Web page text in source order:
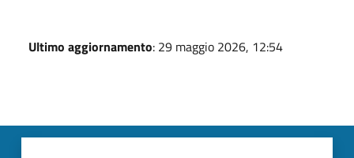
Ultimo aggiornamento: 29 maggio 2026, 12:54